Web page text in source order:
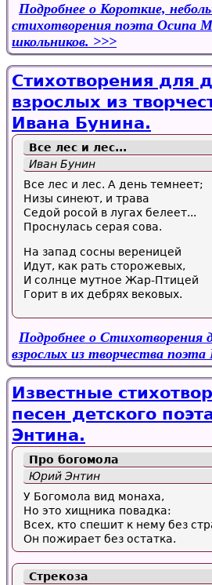
Подробнее о Короткие,
стихотворения поэта Осипа
школьников.
Стихотворения для
взрослых из
Ивана Бунина.
Все лес и лес...
Иван Бунин
Все лес и лес. А день темнеет;
Низы синеют, и трава
Седой росой в лугах белеет...
Проснулась серая сова.
На запад сосны вереницей
Идут, как рать сторожевых,
И солнце мутное Жар-Птицей
Горит в их дебрях вековых.
Подробнее о Стихотворения
взрослых из творчества
Известные
песен детского
Энтина.
Про богомола
Юрий Энтин
У Богомола вид монаха,
Но это хищника повадка:
Всех, кто спешит к нему без
Он пожирает без остатка.
Стрекоза